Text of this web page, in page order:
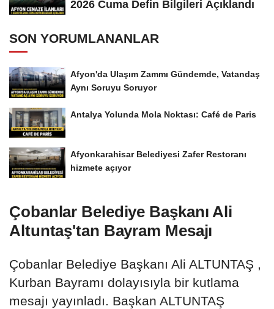
2026 Cuma Defin Bilgileri Açıklandı
SON YORUMLANANLAR
Afyon'da Ulaşım Zammı Gündemde, Vatandaş
Aynı Soruyu Soruyor
Antalya Yolunda Mola Noktası: Café de Paris
Afyonkarahisar Belediyesi Zafer Restoranı
hizmete açıyor
Çobanlar Belediye Başkanı Ali
Altuntaş'tan Bayram Mesajı
Çobanlar Belediye Başkanı Ali ALTUNTAŞ ,
Kurban Bayramı dolayısıyla bir kutlama
mesajı yayınladı. Başkan ALTUNTAŞ